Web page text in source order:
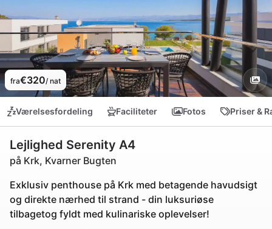
fra€320/ nat
Værelsesfordeling Faciliteter Fotos Priser &
Lejlighed Serenity A4
på Krk, Kvarner Bugten
Exklusiv penthouse på Krk med betagende havudsigt
og direkte nærhed til strand - din luksuriøse
tilbagetog fyldt med kulinariske oplevelser!